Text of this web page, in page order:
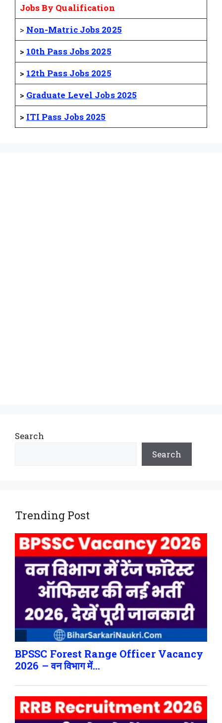
Jobs By Qualification
> Non-Matric Jobs 2025
> 10th Pass Jobs 2025
> 12th Pass Jobs 2025
> Graduate Level Jobs 2025
> ITI Pass Jobs 2025
Search
Search
Trending Post